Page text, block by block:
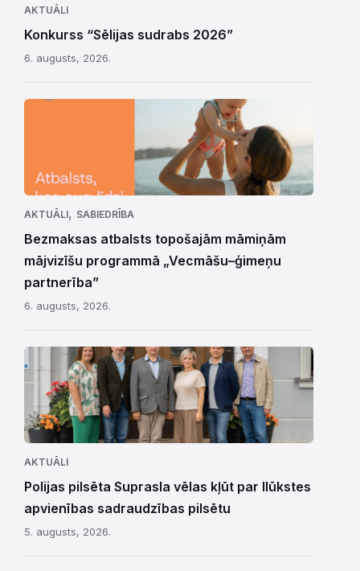
AKTUĀLI
Konkurss “Sēlijas sudrabs 2026”
6. augusts, 2026.
AKTUĀLI, SABIEDRĪBA
Bezmaksas atbalsts topošajām māmiņām
mājvizīšu programmā „Vecmāšu–ģimeņu
partnerība”
6. augusts, 2026.
AKTUĀLI
Polijas pilsēta Suprasla vēlas kļūt par Ilūkstes
apvienības sadraudzības pilsētu
5. augusts, 2026.